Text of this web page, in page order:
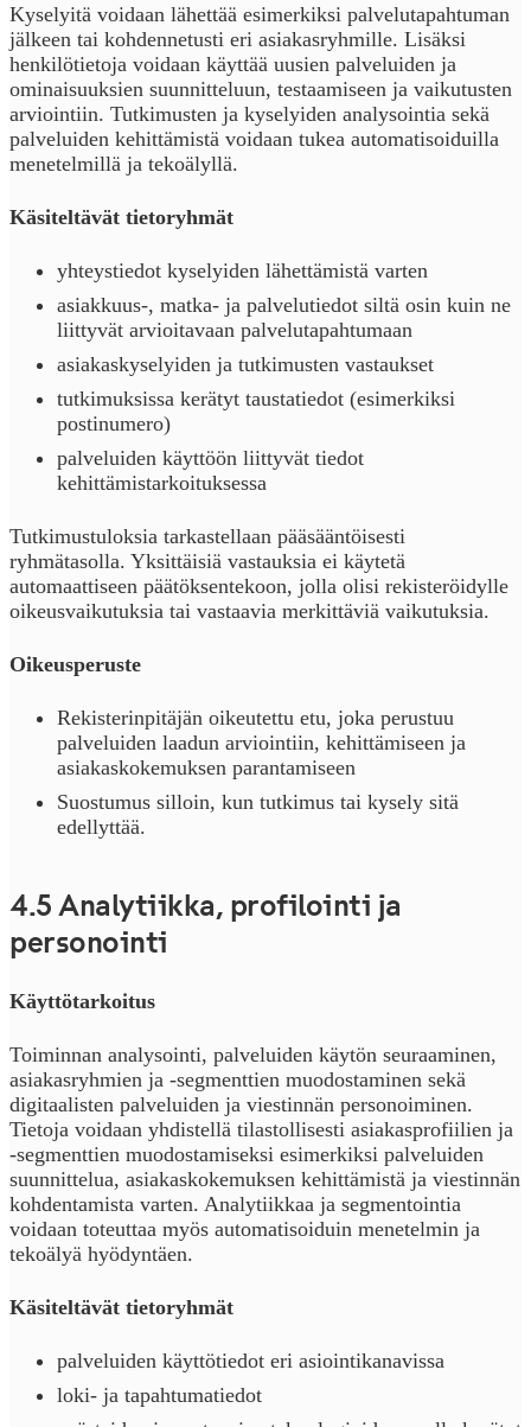
Kyselyitä voidaan lähettää esimerkiksi palvelutapahtuman
jälkeen tai kohdennetusti eri asiakasryhmille. Lisäksi
henkilötietoja voidaan käyttää uusien palveluiden ja
ominaisuuksien suunnitteluun, testaamiseen ja vaikutusten
arviointiin. Tutkimusten ja kyselyiden analysointia sekä
palveluiden kehittämistä voidaan tukea automatisoiduilla
menetelmillä ja tekoälyllä.
Käsiteltävät tietoryhmät
yhteystiedot kyselyiden lähettämistä varten
asiakkuus-, matka- ja palvelutiedot siltä osin kuin ne
liittyvät arvioitavaan palvelutapahtumaan
asiakaskyselyiden ja tutkimusten vastaukset
tutkimuksissa kerätyt taustatiedot (esimerkiksi
postinumero)
palveluiden käyttöön liittyvät tiedot
kehittämistarkoituksessa
Tutkimustuloksia tarkastellaan pääsääntöisesti
ryhmätasolla. Yksittäisiä vastauksia ei käytetä
automaattiseen päätöksentekoon, jolla olisi rekisteröidylle
oikeusvaikutuksia tai vastaavia merkittäviä vaikutuksia.
Oikeusperuste
Rekisterinpitäjän oikeutettu etu, joka perustuu
palveluiden laadun arviointiin, kehittämiseen ja
asiakaskokemuksen parantamiseen
Suostumus silloin, kun tutkimus tai kysely sitä
edellyttää.
4.5 Analytiikka, profilointi ja
personointi
Käyttötarkoitus
Toiminnan analysointi, palveluiden käytön seuraaminen,
asiakasryhmien ja -segmenttien muodostaminen sekä
digitaalisten palveluiden ja viestinnän personoiminen.
Tietoja voidaan yhdistellä tilastollisesti asiakasprofiilien ja
-segmenttien muodostamiseksi esimerkiksi palveluiden
suunnittelua, asiakaskokemuksen kehittämistä ja viestinnän
kohdentamista varten. Analytiikkaa ja segmentointia
voidaan toteuttaa myös automatisoiduin menetelmin ja
tekoälyä hyödyntäen.
Käsiteltävät tietoryhmät
palveluiden käyttötiedot eri asiointikanavissa
loki- ja tapahtumatiedot